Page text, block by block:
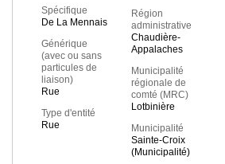
Spécifique
De La Mennais
Générique
(avec ou sans
particules de
liaison)
Rue
Type d'entité
Rue
Région
administrative
Chaudière-
Appalaches
Municipalité
régionale de
comté (MRC)
Lotbinière
Municipalité
Sainte-Croix
(Municipalité)